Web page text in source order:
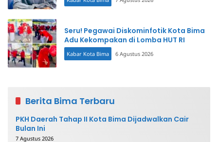
Seru! Pegawai Diskominfotik Kota Bima
Adu Kekompakan di Lomba HUT RI
Kabar Kota Bima 6 Agustus 2026
Berita Bima Terbaru
PKH Daerah Tahap II Kota Bima Dijadwalkan Cair
Bulan Ini
7 Agustus 2026